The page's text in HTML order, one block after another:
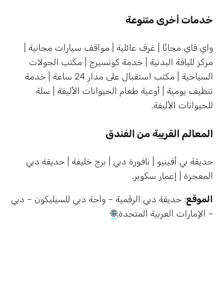
خدمات أخرى متنوعة
واي فاي مجانًا | غرف عائلية | مواقف سيارات مجانية |
مركز للياقة البدنية | خدمة كونسيرج | مكتب الجولات
السياحية | مكتب استقبال على مدار 24 ساعة | خدمة
تنظيف يومية | أوعية طعام الحيوانات الأليفة | سلة
للحيوانات الأليفة.
المعالم القريبة من الفندق
حديقة بي أفينيو | نافورة دبي | برج خليفة | حديقة دبي
المعجزة | إعمار سكوير.
الموقع: حديقة دبي الرقمية – واحة دبي للسيليكون – دبي
– الإمارات العربية المتحدة.🌐